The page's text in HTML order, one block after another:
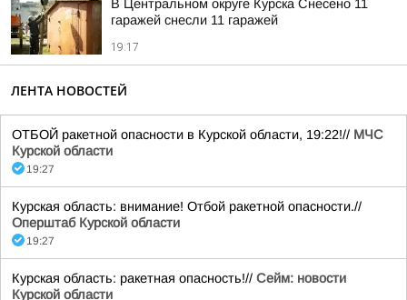
В Центральном округе Курска Снесено 11
гаражей снесли 11 гаражей
19:17
ЛЕНТА НОВОСТЕЙ
ОТБОЙ ракетной опасности в Курской области, 19:22!// МЧС
Курской области
19:27
Курская область: внимание! Отбой ракетной опасности.//
Оперштаб Курской области
19:27
Курская область: ракетная опасность!// Сейм: новости
Курской области